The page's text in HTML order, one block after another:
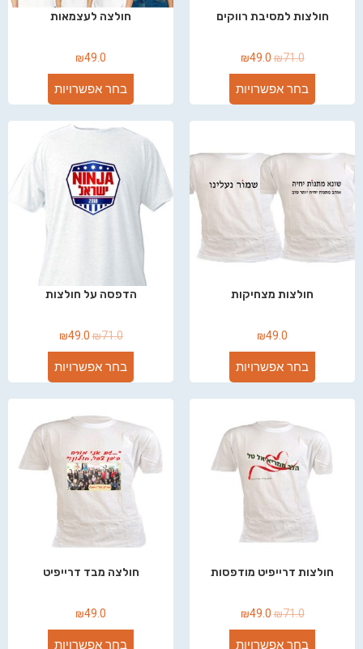
חולצות למסיבת רווקים
₪71.0
₪49.0
בחר אפשרויות
חולצה לעצמאות
₪49.0
בחר אפשרויות
חולצות מצחיקות
₪49.0
בחר אפשרויות
הדפסה על חולצות
₪71.0
₪49.0
בחר אפשרויות
חולצות דרייפיט מודפסות
₪71.0
₪49.0
בחר אפשרויות
חולצה מבד דרייפיט
₪49.0
בחר אפשרויות